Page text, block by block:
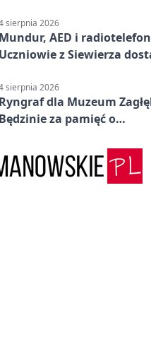
sierpnia 2026
Mundur, AED i
Uczniowie z Siewierza
sierpnia 2026
Ryngraf dla Muzeum
Będzinie za pamięć o